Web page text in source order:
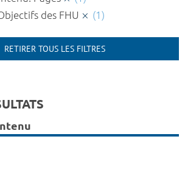
des FHU
(1)
RETIRER TOUS LES FILTRES